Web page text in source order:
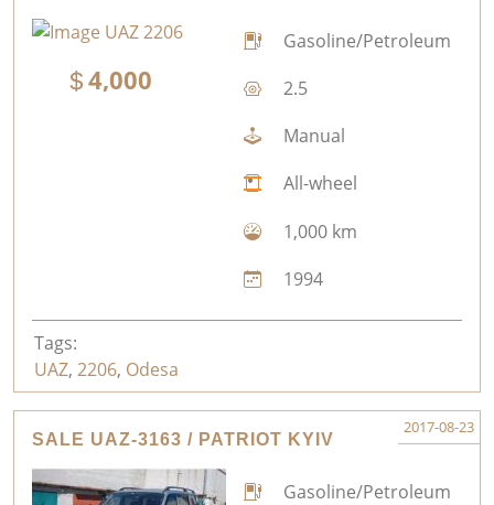
4,000
Gasoline/Petroleum
2.5
Manual
All-wheel
1,000 km
1994
Tags:
UAZ, 2206, Odesa
SALE UAZ-3163 / PATRIOT KYIV
2017-08-23
Gasoline/Petroleum